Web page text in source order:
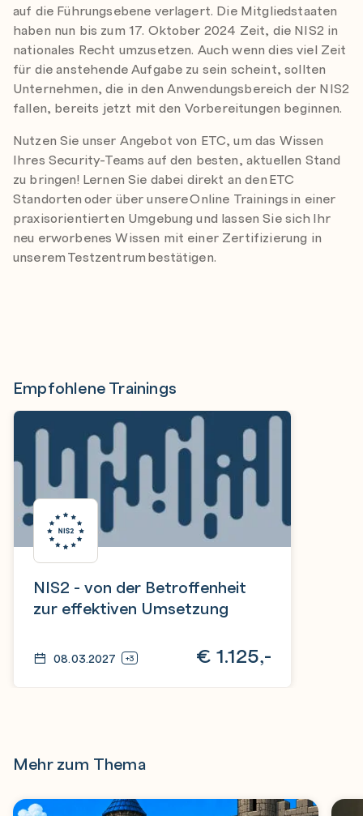
auf die Führungsebene verlagert. Die Mitgliedstaaten
haben nun bis zum 17. Oktober 2024 Zeit, die NIS2 in
nationales Recht umzusetzen. Auch wenn dies viel Zeit
für die anstehende Aufgabe zu sein scheint, sollten
Unternehmen, die in den Anwendungsbereich der NIS2
fallen, bereits jetzt mit den Vorbereitungen beginnen.
Nutzen Sie unser Angebot von ETC, um das Wissen
Ihres Security-Teams auf den besten, aktuellen Stand
zu bringen! Lernen Sie dabei direkt an den ETC
Standorten oder über unsere Online Trainings in einer
praxisorientierten Umgebung und lassen Sie sich Ihr
neu erworbenes Wissen mit einer Zertifizierung in
unserem Testzentrum bestätigen.
Empfohlene Trainings
NIS2 - von der Betroffenheit
zur effektiven Umsetzung
08.03.2027 +3 € 1.125,-
Mehr zum Thema